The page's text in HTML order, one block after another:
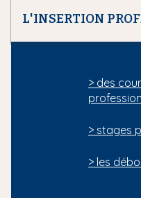
L'INSERTION
> des
> stages
> les